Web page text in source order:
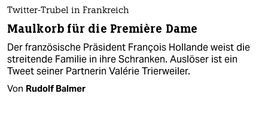
Twitter-Trubel in Frankreich
Maulkorb für die Première Dame
Der französische Präsident François Hollande weist die
streitende Familie in ihre Schranken. Auslöser ist ein
Tweet seiner Partnerin Valérie Trierweiler.
Von Rudolf Balmer